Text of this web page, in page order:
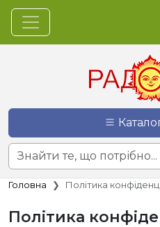
Головна Політика
Політика